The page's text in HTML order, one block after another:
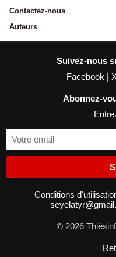
Contactez-nous
Auteurs
Suivez-nous
Facebook |
Abonnez-
Conditions
© 2026